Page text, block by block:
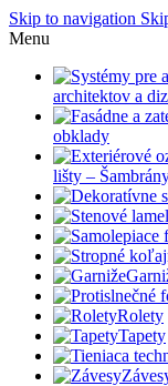
Skip to navigation
Menu
architektov a
obklady
lišty –
Rolety
Tapety